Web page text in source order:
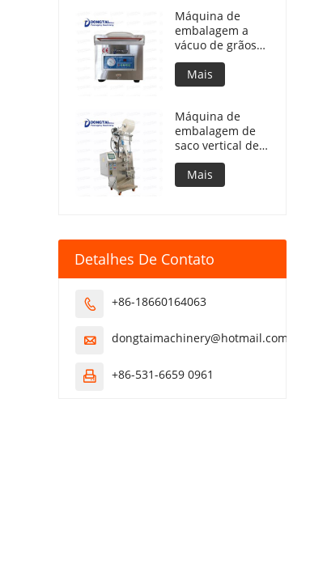
Máquina de
embalagem a
vácuo de grãos
alimentícios
Mais
Máquina de
embalagem de
saco vertical de
café em pó
Mais
Detalhes De Contato
 +86-18660164063
 dongtaimachinery@hotmail.com
 +86-531-6659 0961